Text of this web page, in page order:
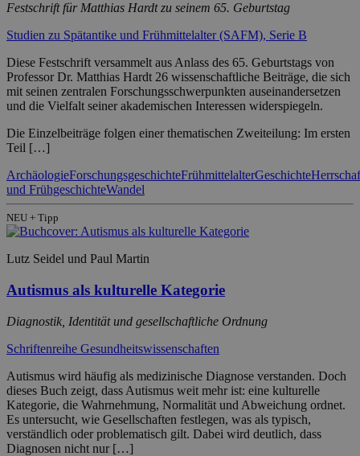
Festschrift für Matthias Hardt zu seinem 65. Geburtstag
Studien zu Spätantike und Frühmittelalter (SAFM), Serie B
Diese Festschrift versammelt aus Anlass des 65. Geburtstags von
Professor Dr. Matthias Hardt 26 wissenschaftliche Beiträge, die sich
mit seinen zentralen Forschungsschwerpunkten auseinandersetzen
und die Vielfalt seiner akademischen Interessen widerspiegeln.
Die Einzelbeiträge folgen einer thematischen Zweiteilung: Im ersten
Teil […]
ArchäologieForschungsgeschichteFrühmittelalterGeschichte
und FrühgeschichteWandel
NEU + Tipp
Lutz Seidel und Paul Martin
Autismus als kulturelle Kategorie
Diagnostik, Identität und gesellschaftliche Ordnung
Schriftenreihe Gesundheitswissenschaften
Autismus wird häufig als medizinische Diagnose verstanden. Doch
dieses Buch zeigt, dass Autismus weit mehr ist: eine kulturelle
Kategorie, die Wahrnehmung, Normalität und Abweichung ordnet.
Es untersucht, wie Gesellschaften festlegen, was als typisch,
verständlich oder problematisch gilt. Dabei wird deutlich, dass
Diagnosen nicht nur […]